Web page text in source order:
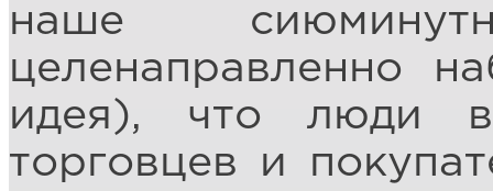
наше
целенаправленно
идея), что люди
торговцев и